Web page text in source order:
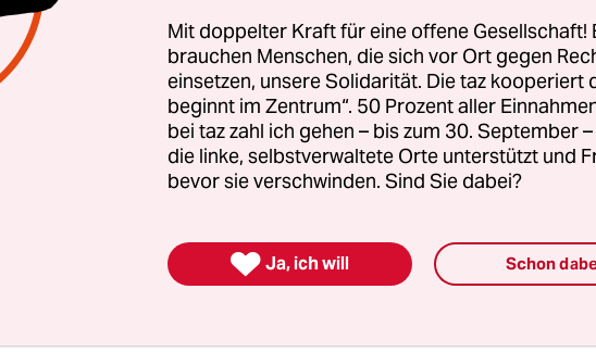
sieben größten Wirtschaftsnationen und Russlands (G-8)
in Genua war von wahren Straßenschlachten zwischen
und Polizisten überschattet worden, bei
Menschen verletzt wurden. Für Entsetzen sorgte der
jährigen Demonstranten Carlo Giuliani, der Polizisten
hatte und von einem Beamten durch einen Kopfschuss
Mit doppelter Kraft für eine offene Gesellschaft!
brauchen Menschen, die sich vor Ort gegen
einsetzen, unsere Solidarität. Die taz kooperiert
beginnt im Zentrum“. 50 Prozent aller
bei taz zahl ich gehen – bis zum 30. September
die linke, selbstverwaltete Orte unterstützt und
bevor sie verschwinden. Sind Sie dabei?
 Ja, ich will Schon